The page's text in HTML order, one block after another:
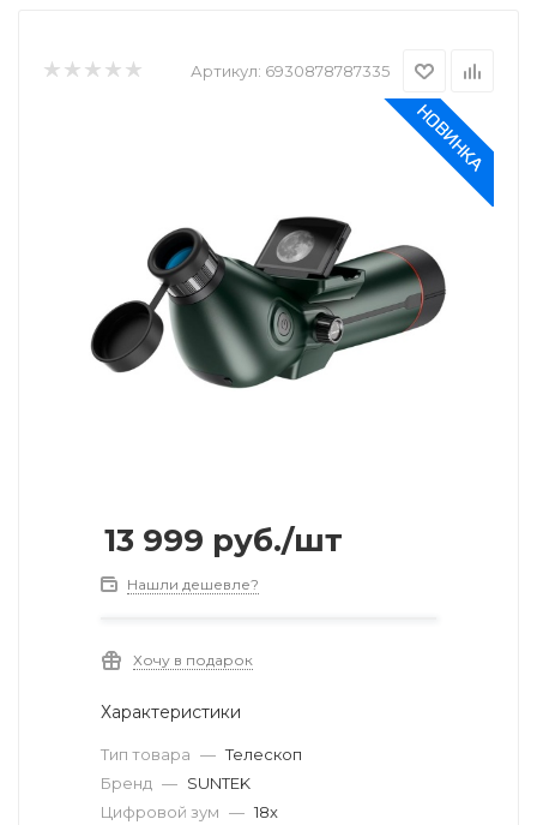
Артикул: 6930878787335
13 999 руб./шт
Нашли дешевле?
Хочу в подарок
Характеристики
Тип товара — Телескоп
Бренд — SUNTEK
Цифровой зум — 18х